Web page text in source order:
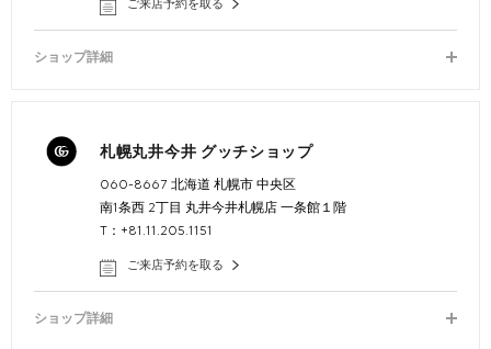
ご来店予約を取る
ショップ詳細
札幌丸井今井 グッチショップ
060-8667 北海道 札幌市 中央区
南1条西 2丁目 丸井今井札幌店 一条館１階
T：+81.11.205.1151
ご来店予約を取る
ショップ詳細